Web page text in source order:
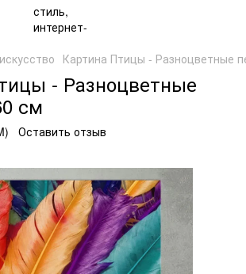
Картина Птицы - Разноцветные
- Разноцветные
см
Оставить отзыв